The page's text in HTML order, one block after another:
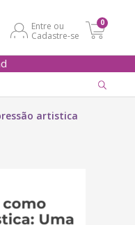
Entre ou
Cadastre-se
0
artistica